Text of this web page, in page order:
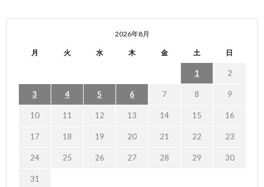
2026年8月
月 火 水 木 金 土 日
1 2
3 4 5 6 7 8 9
10 11 12 13 14 15 16
17 18 19 20 21 22 23
24 25 26 27 28 29 30
31